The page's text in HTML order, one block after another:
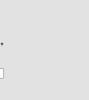
*Erforderlich